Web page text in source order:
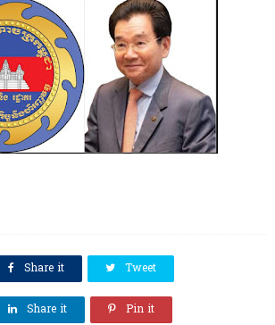
Share it Tweet
Share it Pin it